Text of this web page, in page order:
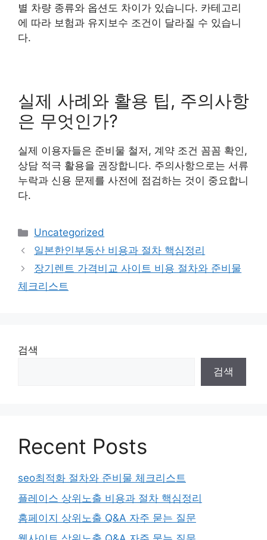
별 차량 종류와 옵션도 차이가 있습니다. 카테고리
에 따라 보험과 유지보수 조건이 달라질 수 있습니
다.
실제 사례와 활용 팁, 주의사항
은 무엇인가?
실제 이용자들은 준비물 철저, 계약 조건 꼼꼼 확인,
상담 적극 활용을 권장합니다. 주의사항으로는 서류
누락과 신용 문제를 사전에 점검하는 것이 중요합니
다.
Categories
Uncategorized
일본한인부동산 비용과 절차 핵심정리
장기렌트 가격비교 사이트 비용 절차와 준비물
체크리스트
검색
검색
Recent Posts
seo최적화 절차와 준비물 체크리스트
플레이스 상위노출 비용과 절차 핵심정리
홈페이지 상위노출 Q&A 자주 묻는 질문